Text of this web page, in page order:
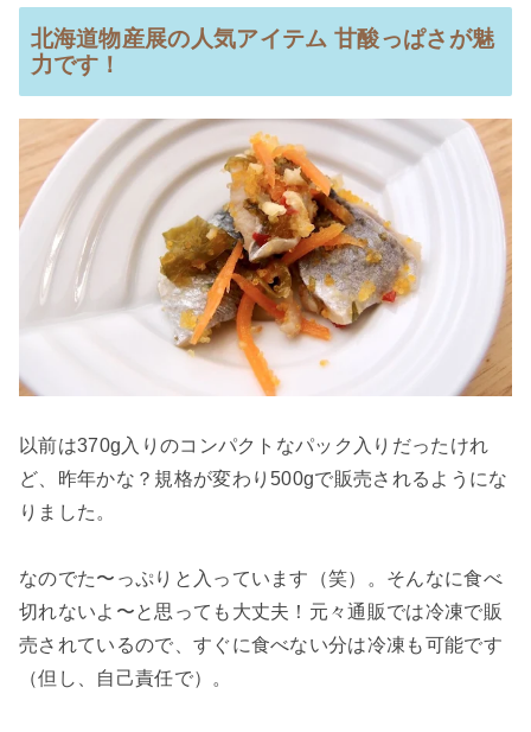
北海道物産展の人気アイテム 甘酸っぱさが魅
力です！
以前は370g入りのコンパクトなパック入りだったけれ
ど、昨年かな？規格が変わり500gで販売されるようにな
りました。
なのでた〜っぷりと入っています（笑）。そんなに食べ
切れないよ〜と思っても大丈夫！元々通販では冷凍で販
売されているので、すぐに食べない分は冷凍も可能です
（但し、自己責任で）。